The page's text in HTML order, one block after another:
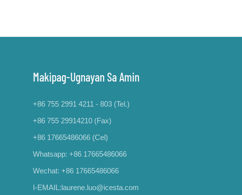
Makipag-Ugnayan Sa Amin
+86 755 2991 4211 - 803 (Tel.)
+86 755 29914210 (Fax)
+86 17665486066 (Cel)
Whatsapp: +86 17665486066
Wechat: +86 17665486066
I-EMAIL:laurene.luo@icesta.com